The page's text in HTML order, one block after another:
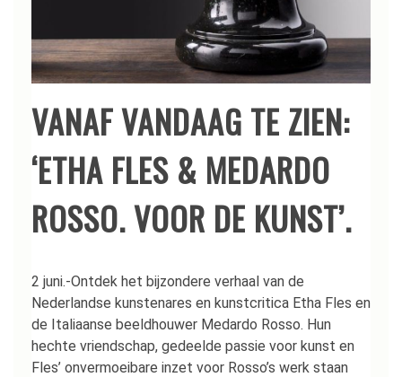
VANAF VANDAAG TE ZIEN:
‘ETHA FLES & MEDARDO
ROSSO. VOOR DE KUNST’.
2 juni.-Ontdek het bijzondere verhaal van de
Nederlandse kunstenares en kunstcritica Etha Fles en
de Italiaanse beeldhouwer Medardo Rosso. Hun
hechte vriendschap, gedeelde passie voor kunst en
Fles’ onvermoeibare inzet voor Rosso’s werk staan